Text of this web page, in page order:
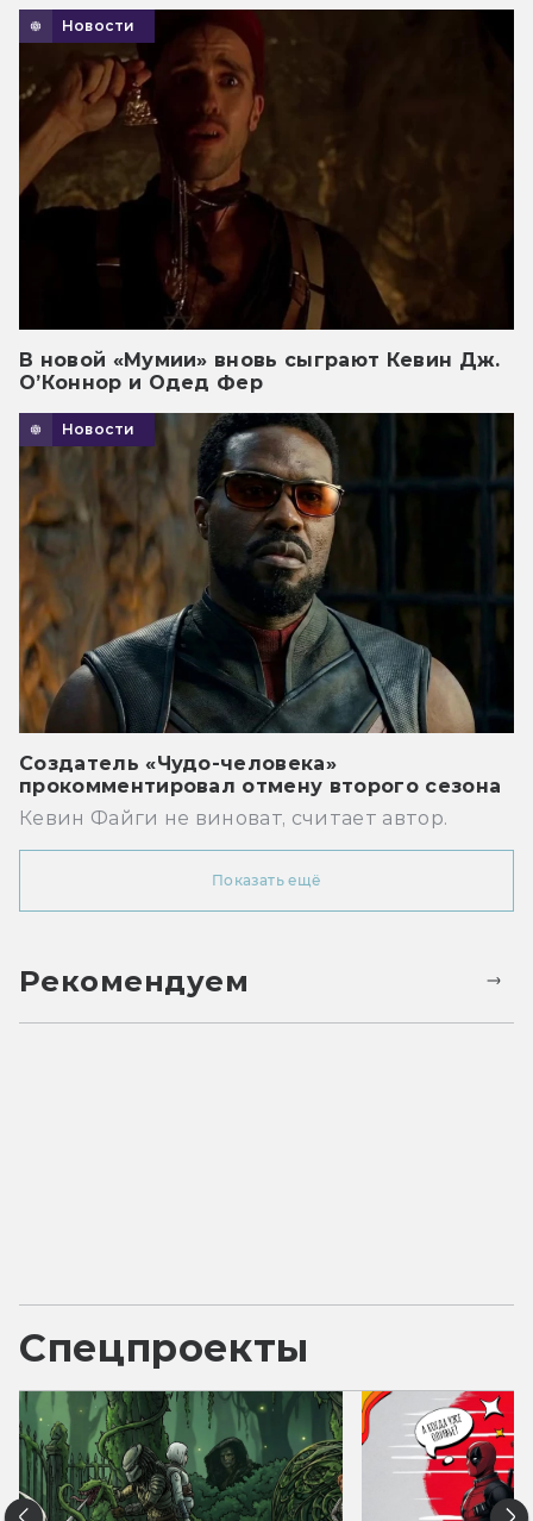
Новости
В новой «Мумии» вновь сыграют Кевин Дж.
О’Коннор и Одед Фер
Новости
Создатель «Чудо-человека»
прокомментировал отмену второго сезона
Кевин Файги не виноват, считает автор.
Показать ещё
Рекомендуем
Спецпроекты